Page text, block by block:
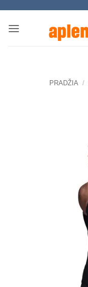
content
PRADŽIA /